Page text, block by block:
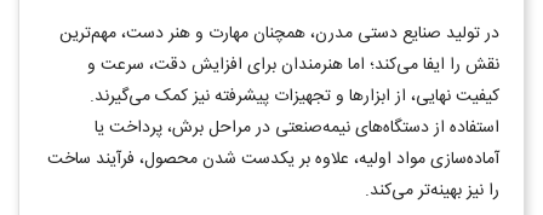
در تولید صنایع دستی مدرن، همچنان مهارت و هنر دست، مهم‌ترین
نقش را ایفا می‌کند؛ اما هنرمندان برای افزایش دقت، سرعت و
کیفیت نهایی، از ابزارها و تجهیزات پیشرفته نیز کمک می‌گیرند.
استفاده از دستگاه‌های نیمه‌صنعتی در مراحل برش، پرداخت یا
آماده‌سازی مواد اولیه، علاوه بر یکدست شدن محصول، فرآیند ساخت
را نیز بهینه‌تر می‌کند.